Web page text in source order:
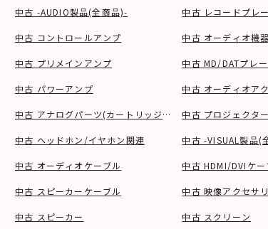
中古 -AUDIO製品(全商品)-
中古 コントロールアンプ
中古 プリメインアンプ
中古 パワーアンプ
中古 アナログパーツ(カートリッジ、シェル等)
中古 ヘッドホン/イヤホン関連
中古 オーディオケーブル
中古 スピーカーケーブル
中古 スピーカー
中古 レコードプレ
中古 オーディオ機
中古 MD/DATプレ
中古 オーディオア
中古 プロジェクター
中古 -VISUAL製品(
中古 HDMI/DVIケー
中古 映像アクセサ
中古 スクリーン